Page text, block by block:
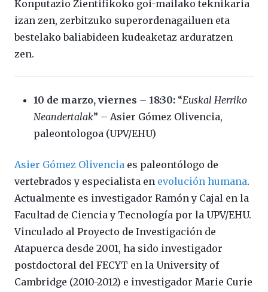
Konputazio Zientifikoko goi-mailako teknikaria
izan zen, zerbitzuko superordenagailuen eta
bestelako baliabideen kudeaketaz arduratzen
zen.
10 de marzo, viernes – 18:30: “Euskal Herriko
Neandertalak” – Asier Gómez Olivencia,
paleontologoa (UPV/EHU)
Asier Gómez Olivencia es paleontólogo de
vertebrados y especialista en evolución humana.
Actualmente es investigador Ramón y Cajal en la
Facultad de Ciencia y Tecnología por la UPV/EHU.
Vinculado al Proyecto de Investigación de
Atapuerca desde 2001, ha sido investigador
postdoctoral del FECYT en la University of
Cambridge (2010-2012) e investigador Marie Curie